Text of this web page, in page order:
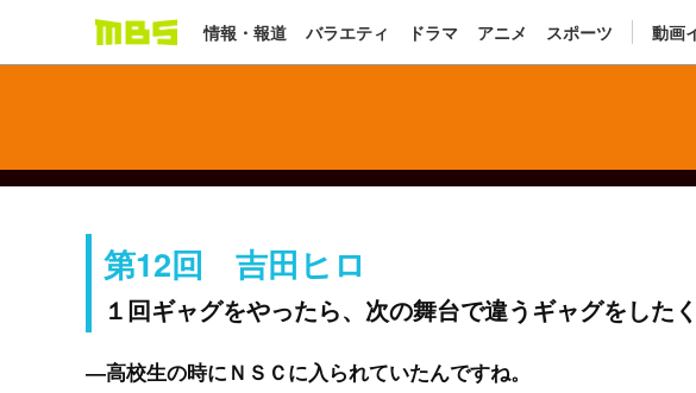
情報・報道 バラエティ ドラマ アニメ スポーツ 動画
第12回 吉田ヒロ
１回ギャグをやったら、次の舞台で違うギャグをしたく
―高校生の時にＮＳＣに入られていたんですね。